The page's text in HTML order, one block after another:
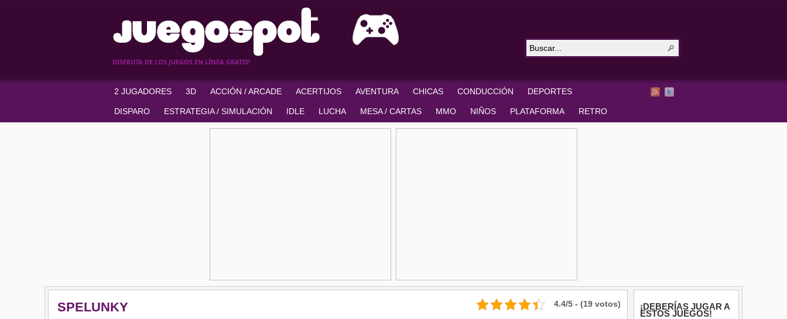
DISFRUTA DE LOS JUEGOS EN LÍNEA GRATIS!
2 JUGADORES 3D ACCIÓN / ARCADE ACERTIJOS AVENTURA CHICAS CONDUCCIÓN DEPORTES
DISPARO ESTRATEGIA / SIMULACIÓN IDLE LUCHA MESA / CARTAS MMO NIÑOS PLATAFORMA RETRO
4.4/5 - (19 votos)
SPELUNKY ¡DEBERÍAS JUGAR A
ESTOS JUEGOS!